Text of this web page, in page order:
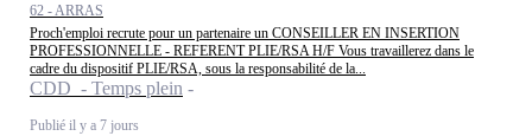
62 - ARRAS
Proch'emploi recrute pour un partenaire un CONSEILLER EN INSERTION
PROFESSIONNELLE - REFERENT PLIE/RSA H/F Vous travaillerez dans le
cadre du dispositif PLIE/RSA, sous la responsabilité de la...
CDD - Temps plein
Publié il y a 7 jours